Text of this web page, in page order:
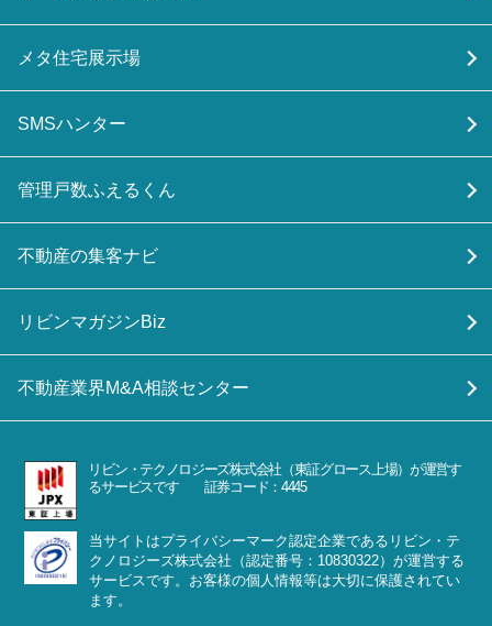
メタ住宅展示場
SMSハンター
管理戸数ふえるくん
不動産の集客ナビ
リビンマガジンBiz
不動産業界M&A相談センター
リビン・テクノロジーズ株式会社（東証グロース上場）が運営す
るサービスです 証券コード：4445
当サイトはプライバシーマーク認定企業であるリビン・テ
クノロジーズ株式会社（認定番号：10830322）が運営する
サービスです。お客様の個人情報等は大切に保護されてい
ます。